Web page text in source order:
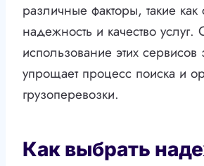
различные факторы, такие как
надежность и качество услуг.
использование этих сервисов
упрощает процесс поиска и
грузоперевозки.
Как выбрать